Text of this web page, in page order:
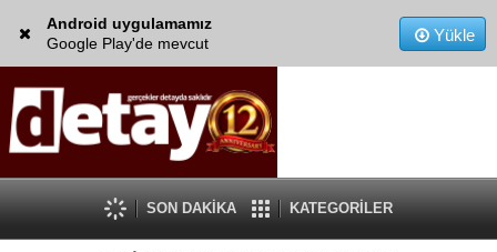
Android uygulamamız
Google Play'de mevcut
Yükle
SON DAKİKA KATEGORİLER